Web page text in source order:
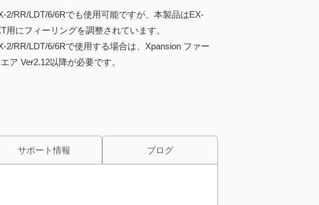
2/RR/LDT/6/6Rでも使用可能ですが、本製品はEX-
用にフィーリングを調整されています。
2/RR/LDT/6/6Rで使用する場合は、Xpansion ファー
ア Ver2.12以降が必要です。
サポート情報 ブログ